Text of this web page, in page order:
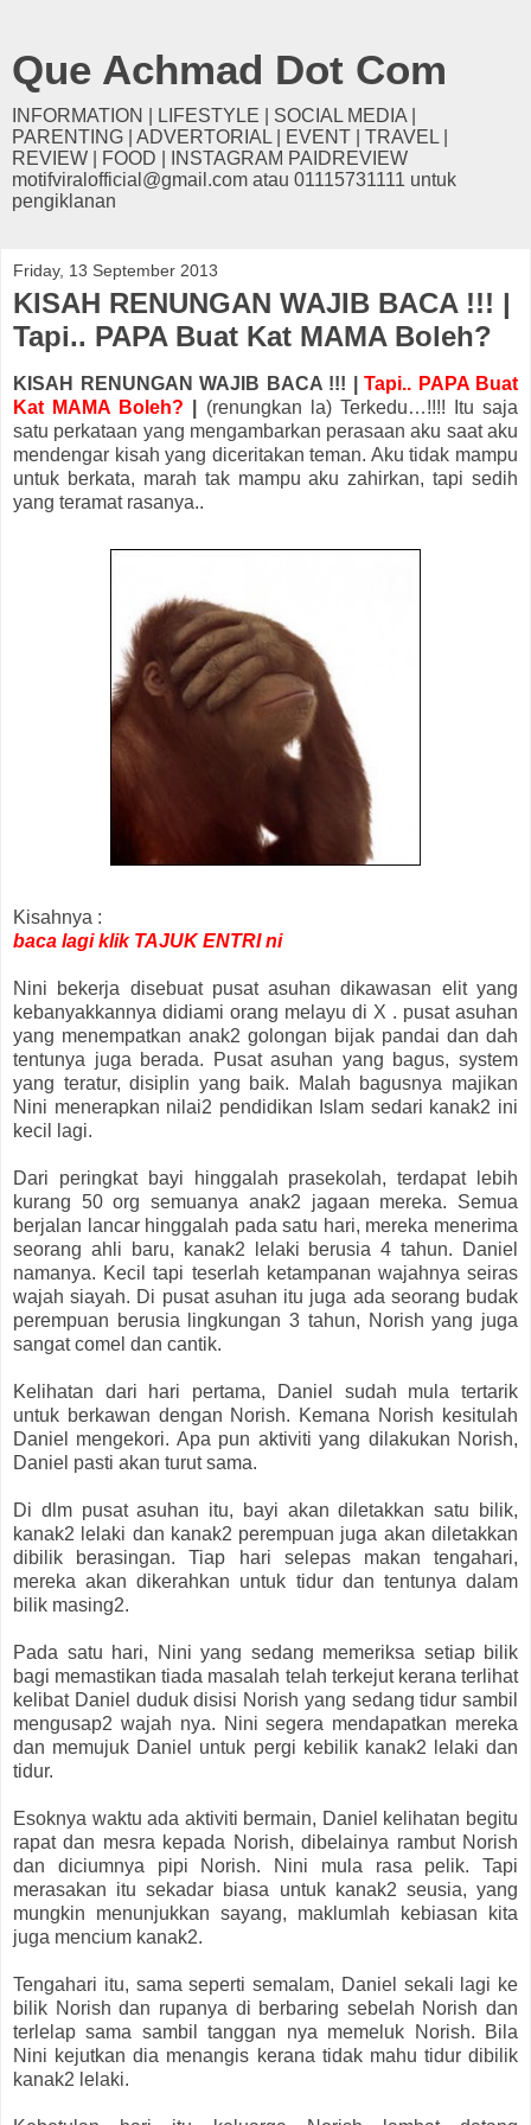
Que Achmad Dot Com
INFORMATION | LIFESTYLE | SOCIAL MEDIA |
PARENTING | ADVERTORIAL | EVENT | TRAVEL |
REVIEW | FOOD | INSTAGRAM PAIDREVIEW
motifviralofficial@gmail.com atau 01115731111 untuk
pengiklanan
Friday, 13 September 2013
KISAH RENUNGAN WAJIB BACA !!! |
Tapi.. PAPA Buat Kat MAMA Boleh?
KISAH RENUNGAN WAJIB BACA !!! | Tapi.. PAPA Buat
Kat MAMA Boleh?
(renungkan la) Terkedu…!!!! Itu saja
satu perkataan yang mengambarkan perasaan aku saat aku
mendengar kisah yang diceritakan teman. Aku tidak mampu
untuk berkata, marah tak mampu aku zahirkan, tapi sedih
yang teramat rasanya..
Kisahnya :
baca lagi klik TAJUK ENTRI ni
Nini bekerja disebuat pusat asuhan dikawasan elit yang
kebanyakkannya didiami orang melayu di X . pusat asuhan
yang menempatkan anak2 golongan bijak pandai dan dah
tentunya juga berada. Pusat asuhan yang bagus, system
yang teratur, disiplin yang baik. Malah bagusnya majikan
Nini menerapkan nilai2 pendidikan Islam sedari kanak2 ini
kecil lagi.
Dari peringkat bayi hinggalah prasekolah, terdapat lebih
kurang 50 org semuanya anak2 jagaan mereka. Semua
berjalan lancar hinggalah pada satu hari, mereka menerima
seorang ahli baru, kanak2 lelaki berusia 4 tahun. Daniel
namanya. Kecil tapi teserlah ketampanan wajahnya seiras
wajah siayah. Di pusat asuhan itu juga ada seorang budak
perempuan berusia lingkungan 3 tahun, Norish yang juga
sangat comel dan cantik.
Kelihatan dari hari pertama, Daniel sudah mula tertarik
untuk berkawan dengan Norish. Kemana Norish kesitulah
Daniel mengekori. Apa pun aktiviti yang dilakukan Norish,
Daniel pasti akan turut sama.
Di dlm pusat asuhan itu, bayi akan diletakkan satu bilik,
kanak2 lelaki dan kanak2 perempuan juga akan diletakkan
dibilik berasingan. Tiap hari selepas makan tengahari,
mereka akan dikerahkan untuk tidur dan tentunya dalam
bilik masing2.
Pada satu hari, Nini yang sedang memeriksa setiap bilik
bagi memastikan tiada masalah telah terkejut kerana terlihat
kelibat Daniel duduk disisi Norish yang sedang tidur sambil
mengusap2 wajah nya. Nini segera mendapatkan mereka
dan memujuk Daniel untuk pergi kebilik kanak2 lelaki dan
tidur.
Esoknya waktu ada aktiviti bermain, Daniel kelihatan begitu
rapat dan mesra kepada Norish, dibelainya rambut Norish
dan diciumnya pipi Norish. Nini mula rasa pelik. Tapi
merasakan itu sekadar biasa untuk kanak2 seusia, yang
mungkin menunjukkan sayang, maklumlah kebiasan kita
juga mencium kanak2.
Tengahari itu, sama seperti semalam, Daniel sekali lagi ke
bilik Norish dan rupanya di berbaring sebelah Norish dan
terlelap sama sambil tanggan nya memeluk Norish. Bila
Nini kejutkan dia menangis kerana tidak mahu tidur dibilik
kanak2 lelaki.